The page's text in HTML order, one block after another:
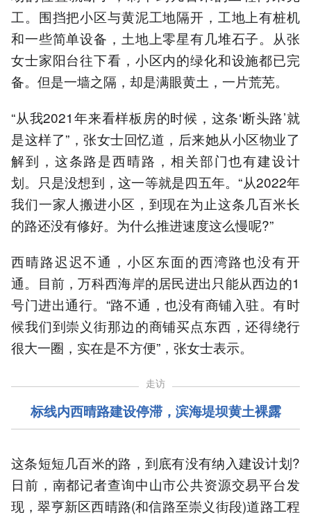
工。围挡把小区与黄泥工地隔开，工地上有桩机
和一些简单设备，土地上零星有几堆石子。从张
女士家阳台往下看，小区内的绿化和设施都已完
备。但是一墙之隔，却是满眼黄土，一片荒芜。
“从我2021年来看样板房的时候，这条‘断头路’就
是这样了”，张女士回忆道，后来她从小区物业了
解到，这条路是西晴路，相关部门也有建设计
划。只是没想到，这一等就是四五年。“从2022年
我们一家人搬进小区，到现在为止这条几百米长
的路还没有修好。为什么推进速度这么慢呢?”
西晴路迟迟不通，小区东面的西湾路也没有开
通。目前，万科西海岸的居民进出只能从西边的1
号门进出通行。“路不通，也没有商铺入驻。有时
候我们到崇义街那边的商铺买点东西，还得绕行
很大一圈，实在是不方便”，张女士表示。
走访
标线内西晴路建设停滞，滨海堤坝黄土裸露
这条短短几百米的路，到底有没有纳入建设计划?
日前，南都记者查询中山市公共资源交易平台发
现，翠亨新区西晴路(和信路至崇义街段)道路工程